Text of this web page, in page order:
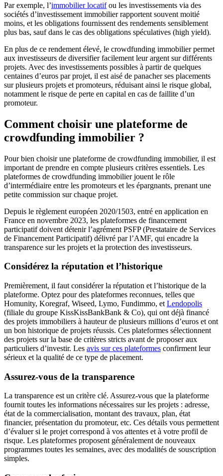
Par exemple, l’immobilier locatifou les investissements via des
sociétés d’investissement immobilier rapportent souvent moitié
moins, et les obligations fournissent des rendements sensiblement
plus bas, sauf dans le cas des obligations spéculatives (high yield).
En plus de ce rendement élevé, le crowdfunding immobilier permet
aux investisseurs de diversifier facilement leur argent sur différents
projets. Avec des investissements possibles à partir de quelques
centaines d’euros par projet, il est aisé de panacher ses placements
sur plusieurs projets et promoteurs, réduisant ainsi le risque global,
notamment le risque de perte en capital en cas de faillite d’un
promoteur.
Comment choisir une plateforme de
crowdfunding immobilier ?
Pour bien choisir une plateforme de crowdfunding immobilier, il est
important de prendre en compte plusieurs critères essentiels. Les
plateformes de crowdfunding immobilier jouent le rôle
d’intermédiaire entre les promoteurs et les épargnants, prenant une
petite commission sur chaque projet.
Depuis le règlement européen 2020/1503, entré en application en
France en novembre 2023, les plateformes de financement
participatif doivent détenir l’agrément PSFP (Prestataire de Services
de Financement Participatif) délivré par l’AMF, qui encadre la
transparence sur les projets et la protection des investisseurs.
Considérez la réputation et l’historique
Premièrement, il faut considérer la réputation et l’historique de la
plateforme. Optez pour des plateformes reconnues, telles que
Homunity, Koregraf, Wiseed, Lymo, Fundimmo, et Lendopolis
(filiale du groupe KissKissBankBank & Co), qui ont déjà financé
des projets immobiliers à hauteur de plusieurs millions d’euros et ont
un bon historique de projets réussis. Ces plateformes sélectionnent
des projets sur la base de critères stricts avant de proposer aux
particuliers d’investir. Les avis sur ces plateformes confirment leur
sérieux et la qualité de ce type de placement.
Assurez-vous de la transparence
La transparence est un critère clé. Assurez-vous que la plateforme
fournit toutes les informations nécessaires sur les projets : adresse,
état de la commercialisation, montant des travaux, plan, état
financier, présentation du promoteur, etc. Ces détails vous permettent
d’évaluer si le projet correspond à vos attentes et à votre profil de
risque. Les plateformes proposent généralement de nouveaux
programmes toutes les semaines, avec des modalités de souscription
simples.